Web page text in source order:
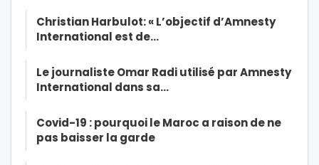
Christian Harbulot: « L’objectif d’Amnesty
International est de…
Le journaliste Omar Radi utilisé par Amnesty
International dans sa…
Covid-19 : pourquoi le Maroc a raison de ne
pas baisser la garde